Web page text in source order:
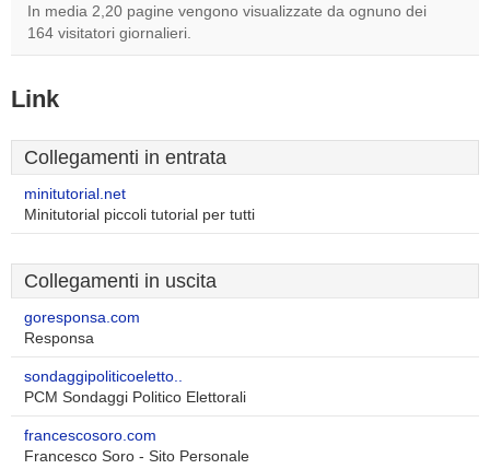
In media 2,20 pagine vengono visualizzate da ognuno dei
164 visitatori giornalieri.
Link
Collegamenti in entrata
minitutorial.net
Minitutorial piccoli tutorial per tutti
Collegamenti in uscita
goresponsa.com
Responsa
sondaggipoliticoeletto..
PCM Sondaggi Politico Elettorali
francescosoro.com
Francesco Soro - Sito Personale